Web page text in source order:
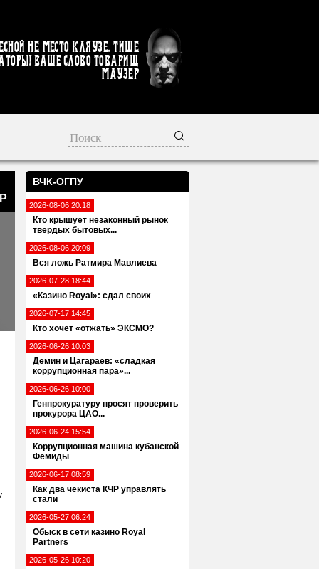
не место кляузе. Тише
Ваше слово товарищ
Маузер
ВЧК-ОГПУ
2026-08-06 20:18
Кто крышует незаконный рынок
твердых бытовых...
2026-08-06 20:09
Вся ложь Ратмира Мавлиева
2026-07-28 18:44
«Казино Royal»: сдал своих
2026-07-17 14:45
Кто хочет «отжать» ЭКСМО?
2026-06-26 10:03
Демин и Цагараев: «сладкая
коррупционная пара»...
2026-06-26 10:00
Генпрокуратуру просят проверить
прокурора ЦАО...
2026-06-24 15:54
Коррупционная машина кубанской
Фемиды
2026-06-17 08:59
Как два чекиста КЧР управлять
стали
2026-05-27 06:24
Обыск в сети казино Royal
Partners
2026-05-26 10:20